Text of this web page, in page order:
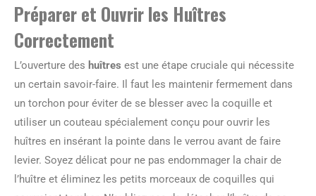
Préparer et Ouvrir les Huîtres
Correctement
L’ouverture des huîtres est une étape cruciale qui nécessite
un certain savoir-faire. Il faut les maintenir fermement dans
un torchon pour éviter de se blesser avec la coquille et
utiliser un couteau spécialement conçu pour ouvrir les
huîtres en insérant la pointe dans le verrou avant de faire
levier. Soyez délicat pour ne pas endommager la chair de
l’huître et éliminez les petits morceaux de coquilles qui